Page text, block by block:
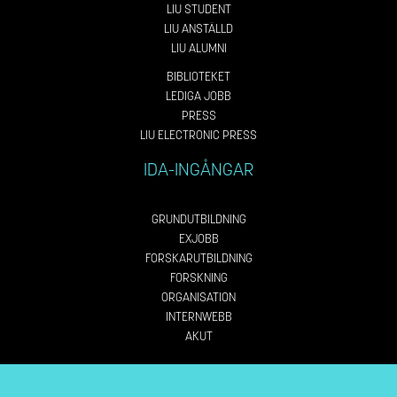
LIU STUDENT
LIU ANSTÄLLD
LIU ALUMNI
BIBLIOTEKET
LEDIGA JOBB
PRESS
LIU ELECTRONIC PRESS
IDA-INGÅNGAR
GRUNDUTBILDNING
EXJOBB
FORSKARUTBILDNING
FORSKNING
ORGANISATION
INTERNWEBB
AKUT